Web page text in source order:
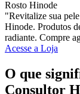
Rosto Hinode
"Revitalize sua
Hinode. Produtos
radiante. Compre
Acesse a Loja
O que
Consultor